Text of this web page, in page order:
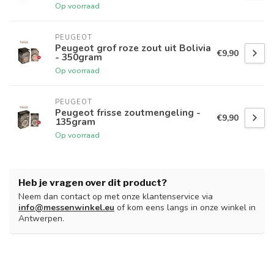
Op voorraad
PEUGEOT
Peugeot grof roze zout uit Bolivia
- 350gram
Op voorraad
€9,90
PEUGEOT
Peugeot frisse zoutmengeling -
135gram
Op voorraad
€9,90
Heb je vragen over dit product?
Neem dan contact op met onze klantenservice via
info@messenwinkel.eu of kom eens langs in onze winkel in
Antwerpen.